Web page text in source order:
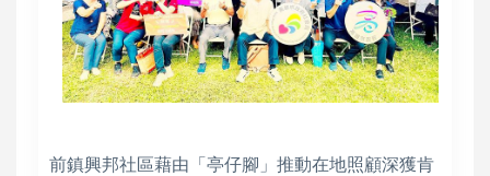
前鎮興邦社區藉由「亭仔腳」推動在地照顧深獲肯